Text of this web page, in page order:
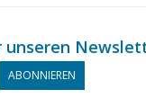
unseren
ABONNIEREN